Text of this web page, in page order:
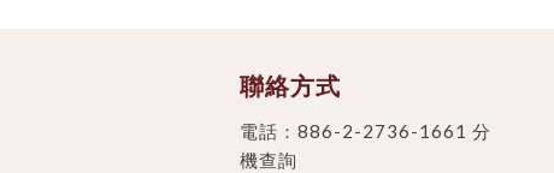
聯絡方式
電話： 886-2-2736-1661 分
機查詢